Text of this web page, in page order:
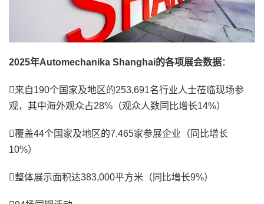
2025年Automechanika Shanghai的各项展会数据：
来自190个国家及地区的253,691名行业人士莅临现场参
观，其中海外观众占28%（观众人数同比增长14%）
覆盖44个国家及地区的7,465家参展企业（同比增长
10%）
整体展示面积达383,000平方米（同比增长9%）